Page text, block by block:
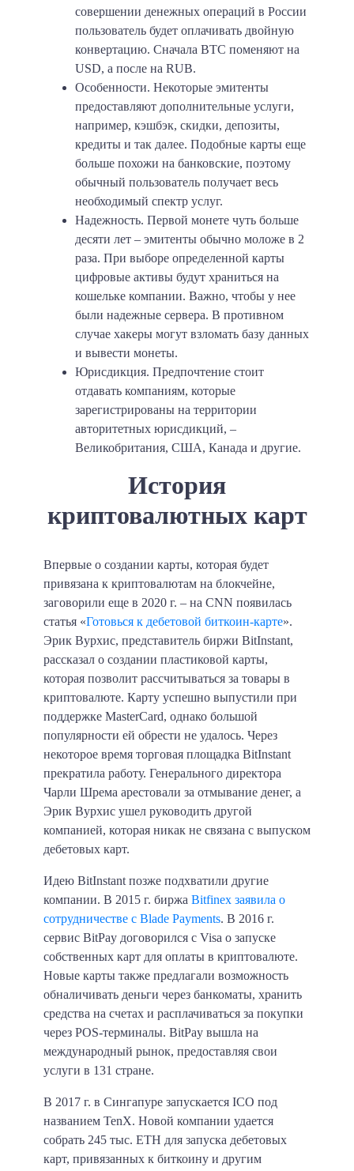
совершении денежных операций в России
пользователь будет оплачивать двойную
конвертацию. Сначала BTC поменяют на
USD, а после на RUB.
Особенности. Некоторые эмитенты
предоставляют дополнительные услуги,
например, кэшбэк, скидки, депозиты,
кредиты и так далее. Подобные карты еще
больше похожи на банковские, поэтому
обычный пользователь получает весь
необходимый спектр услуг.
Надежность. Первой монете чуть больше
десяти лет – эмитенты обычно моложе в 2
раза. При выборе определенной карты
цифровые активы будут храниться на
кошельке компании. Важно, чтобы у нее
были надежные сервера. В противном
случае хакеры могут взломать базу данных
и вывести монеты.
Юрисдикция. Предпочтение стоит
отдавать компаниям, которые
зарегистрированы на территории
авторитетных юрисдикций, –
Великобритания, США, Канада и другие.
История
криптовалютных карт
Впервые о создании карты, которая будет
привязана к криптовалютам на блокчейне,
заговорили еще в 2020 г. – на CNN появилась
статья «Готовься к дебетовой биткоин-карте».
Эрик Вурхис, представитель биржи BitInstant,
рассказал о создании пластиковой карты,
которая позволит рассчитываться за товары в
криптовалюте. Карту успешно выпустили при
поддержке MasterCard, однако большой
популярности ей обрести не удалось. Через
некоторое время торговая площадка BitInstant
прекратила работу. Генерального директора
Чарли Шрема арестовали за отмывание денег, а
Эрик Вурхис ушел руководить другой
компанией, которая никак не связана с выпуском
дебетовых карт.
Идею BitInstant позже подхватили другие
компании. В 2015 г. биржа Bitfinex заявила о
сотрудничестве с Blade Payments. В 2016 г.
сервис BitPay договорился с Visa о запуске
собственных карт для оплаты в криптовалюте.
Новые карты также предлагали возможность
обналичивать деньги через банкоматы, хранить
средства на счетах и расплачиваться за покупки
через POS-терминалы. BitPay вышла на
международный рынок, предоставляя свои
услуги в 131 стране.
В 2017 г. в Сингапуре запускается ICO под
названием TenX. Новой компании удается
собрать 245 тыс. ETH для запуска дебетовых
карт, привязанных к биткоину и другим